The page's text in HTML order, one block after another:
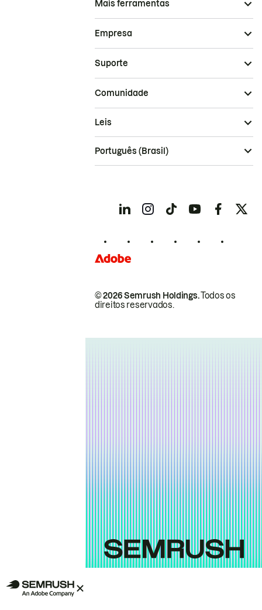
Mais ferramentas
Empresa
Suporte
Comunidade
© 2026 Semrush Holdings.Todos os
direitos reservados.
Leis
Português (Brasil)